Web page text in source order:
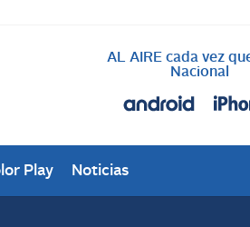
AL AIRE cada vez
Nacional
Play Noticias